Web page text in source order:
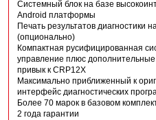
Cистемный блок на базе
Android платформы
Печать результатов диагностики
(опционально)
Компактная русифицированная
управление плюс дополнительные
привык к CRP12X
Максимально приближенный к
интерфейс диагностических
Более 70 марок в базовом
2 года гарантии